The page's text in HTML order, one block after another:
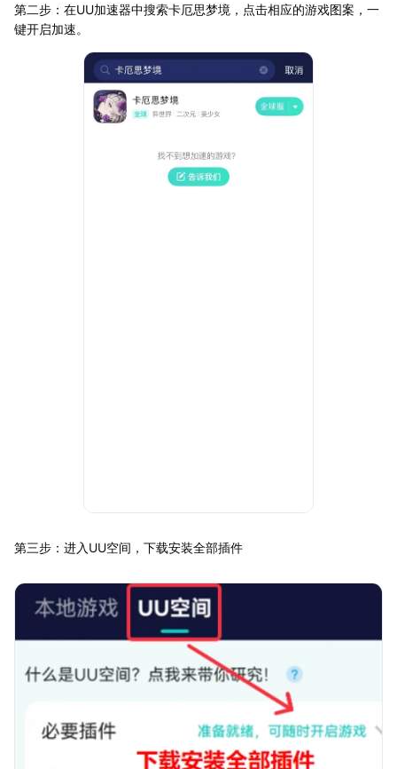
第二步：在UU加速器中搜索卡厄思梦境，点击相应的游戏图案，一
键开启加速。
第三步：进入UU空间，下载安装全部插件